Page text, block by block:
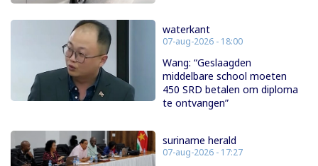
waterkant
07-aug-2026 - 18:00
Wang: “Geslaagden
middelbare school moeten
450 SRD betalen om diploma
te ontvangen”
suriname herald
07-aug-2026 - 17:27